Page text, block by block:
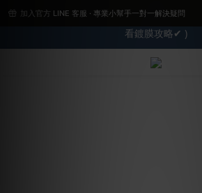
加入官方 LINE 客服 · 專業小幫手一對一解決疑問
2026車友推薦新車鍍膜１００% 成功的秘
看鍍膜攻略✔ )
2026車友推薦新車鍍膜１００% 成功的秘
看鍍膜攻略✔ )